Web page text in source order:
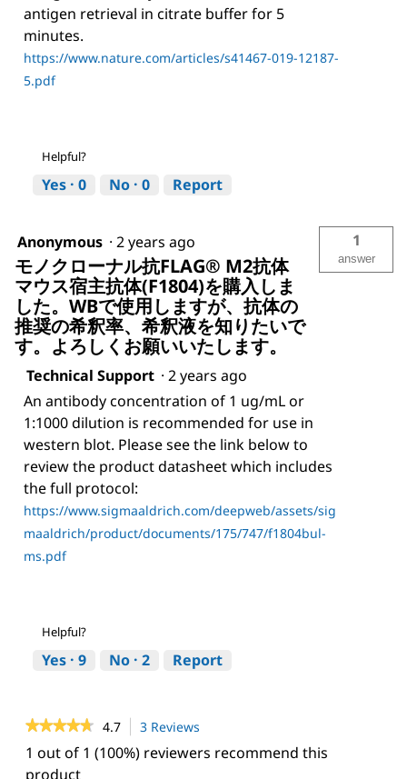
antigen retrieval in citrate buffer for 5
minutes.
https://www.nature.com/articles/s41467-019-12187-
5.pdf
Helpful?
Yes · 0 No · 0 Report
Anonymous · 2 years ago
モノクローナル抗FLAG® M2抗体
マウス宿主抗体(F1804)を購入しま
した。WBで使用しますが、抗体の
推奨の希釈率、希釈液を知りたいで
す。よろしくお願いいたします。
1
answer
Technical Support · 2 years ago
An antibody concentration of 1 ug/mL or
1:1000 dilution is recommended for use in
western blot. Please see the link below to
review the product datasheet which includes
the full protocol:
https://www.sigmaaldrich.com/deepweb/assets/sig
maaldrich/product/documents/175/747/f1804bul-
ms.pdf
Helpful?
Yes · 9 No · 2 Report
★★★★★
★★★★★
out
of
4.7 3 Reviews
will
1 out of 1 (100%) reviewers recommend this
product